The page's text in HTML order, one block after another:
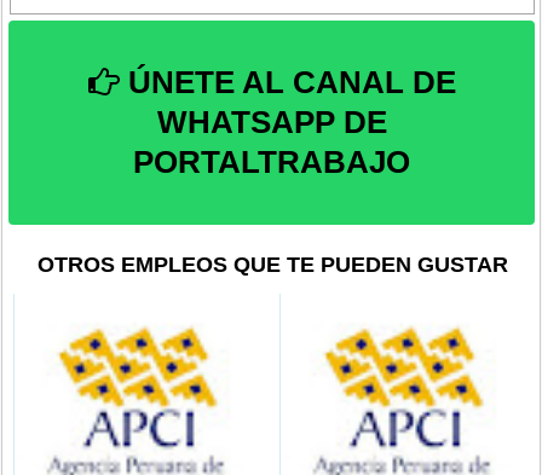
ÚNETE AL CANAL DE
WHATSAPP DE
PORTALTRABAJO
OTROS EMPLEOS QUE TE PUEDEN GUSTAR